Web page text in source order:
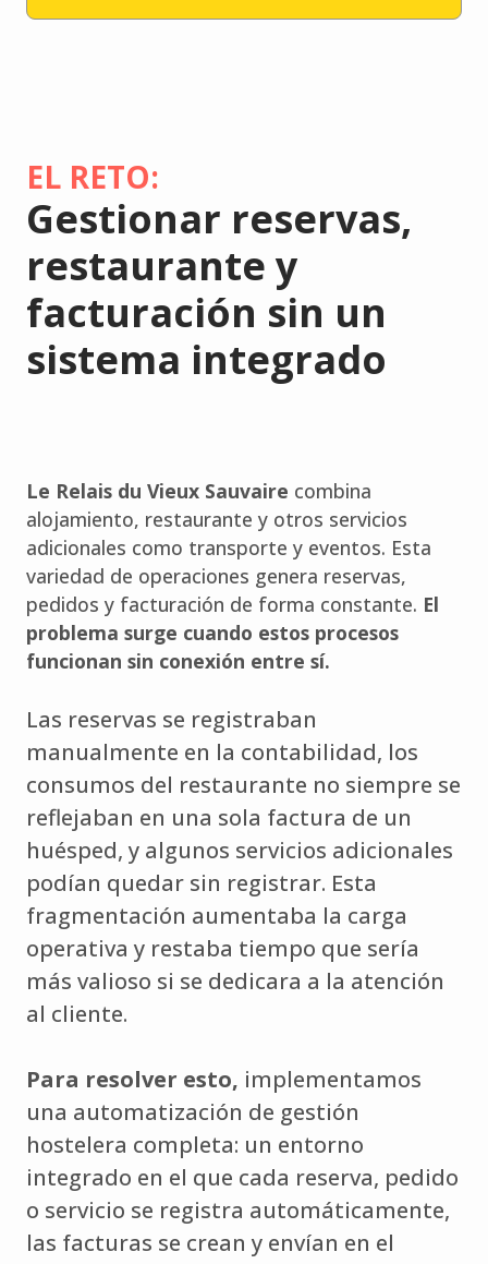
EL RETO:
Gestionar reservas,
restaurante y
facturación sin un
sistema integrado
Le Relais du Vieux Sauvaire combina
alojamiento, restaurante y otros servicios
adicionales como transporte y eventos. Esta
variedad de operaciones genera reservas,
pedidos y facturación de forma constante. El
problema surge cuando estos procesos
funcionan sin conexión entre sí.
Las reservas se registraban
manualmente en la contabilidad, los
consumos del restaurante no siempre se
reflejaban en una sola factura de un
huésped, y algunos servicios adicionales
podían quedar sin registrar. Esta
fragmentación aumentaba la carga
operativa y restaba tiempo que sería
más valioso si se dedicara a la atención
al cliente.
Para resolver esto, implementamos
una automatización de gestión
hostelera completa: un entorno
integrado en el que cada reserva, pedido
o servicio se registra automáticamente,
las facturas se crean y envían en el